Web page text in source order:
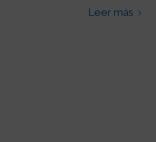
Leer más